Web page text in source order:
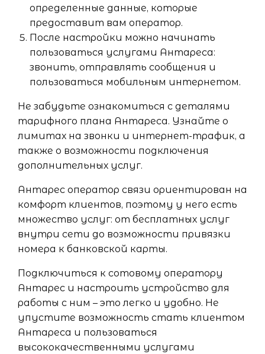
определенные данные, которые
предоставит вам оператор.
После настройки можно начинать
пользоваться услугами Антареса:
звонить, отправлять сообщения и
пользоваться мобильным интернетом.
Не забудьте ознакомиться с деталями
тарифного плана Антареса. Узнайте о
лимитах на звонки и интернет-трафик, а
также о возможности подключения
дополнительных услуг.
Антарес оператор связи ориентирован на
комфорт клиентов, поэтому у него есть
множество услуг: от бесплатных услуг
внутри сети до возможности привязки
номера к банковской карты.
Подключиться к сотовому оператору
Антарес и настроить устройство для
работы с ним – это легко и удобно. Не
упустите возможность стать клиентом
Антареса и пользоваться
высококачественными услугами